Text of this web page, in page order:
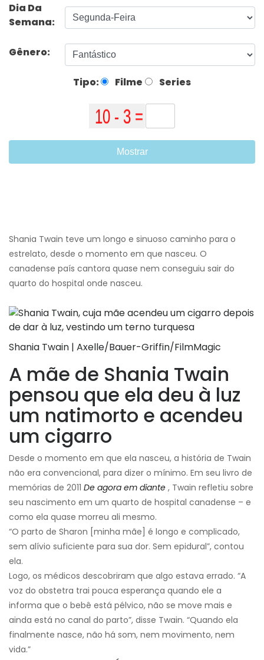
Dia Da
Semana:
Gênero:
Tipo: Filme Series
Mostrar
Shania Twain teve um longo e sinuoso caminho para o
estrelato, desde o momento em que nasceu. O
canadense país cantora quase nem conseguiu sair do
quarto do hospital onde nasceu.
Shania Twain | Axelle/Bauer-Griffin/FilmMagic
A mãe de Shania Twain
pensou que ela deu à luz
um natimorto e acendeu
um cigarro
Desde o momento em que ela nasceu, a história de Twain
não era convencional, para dizer o mínimo. Em seu livro de
memórias de 2011 De agora em diante , Twain refletiu sobre
seu nascimento em um quarto de hospital canadense – e
como ela quase morreu ali mesmo.
“O parto de Sharon [minha mãe] é longo e complicado,
sem alívio suficiente para sua dor. Sem epidural”, contou
ela.
Logo, os médicos descobriram que algo estava errado. “A
voz do obstetra trai pouca esperança quando ele a
informa que o bebê está pélvico, não se move mais e
ainda está no canal do parto”, disse Twain. “Quando ela
finalmente nasce, não há som, nem movimento, nem
vida.”